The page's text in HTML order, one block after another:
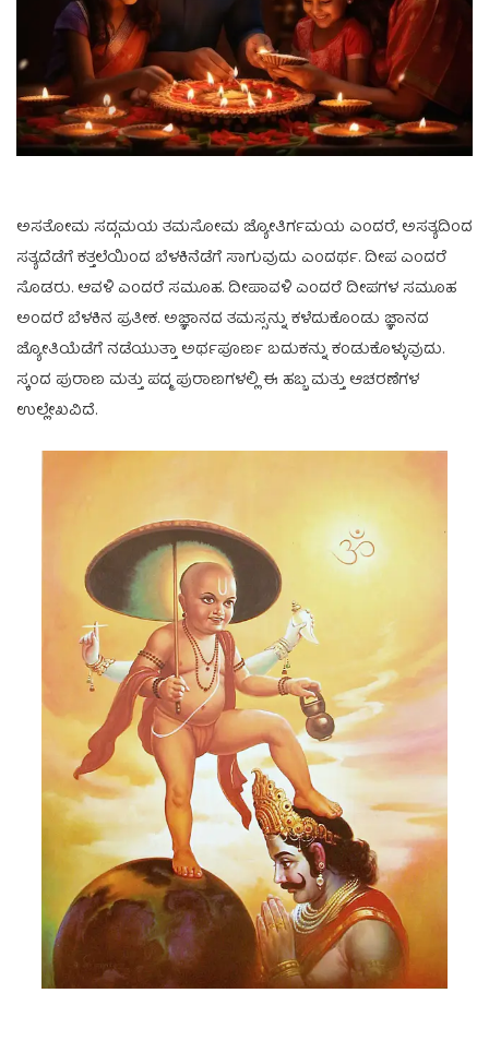
ಅಸತೋಮ ಸದ್ಗಮಯ ತಮಸೋಮ ಜ್ಯೋತಿರ್ಗಮಯ ಎಂದರೆ, ಅಸತ್ಯದಿಂದ
ಸತ್ಯದೆಡೆಗೆ ಕತ್ತಲೆಯಿಂದ ಬೆಳಕಿನೆಡೆಗೆ ಸಾಗುವುದು ಎಂದರ್ಥ. ದೀಪ ಎಂದರೆ
ಸೊಡರು. ಆವಳಿ ಎಂದರೆ ಸಮೂಹ. ದೀಪಾವಳಿ ಎಂದರೆ ದೀಪಗಳ ಸಮೂಹ
ಅಂದರೆ ಬೆಳಕಿನ ಪ್ರತೀಕ. ಅಜ್ಞಾನದ ತಮಸ್ಸನ್ನು ಕಳೆದುಕೊಂಡು ಜ್ಞಾನದ
ಜ್ಯೋತಿಯೆಡೆಗೆ ನಡೆಯುತ್ತಾ ಅರ್ಥಪೂರ್ಣ ಬದುಕನ್ನು ಕಂಡುಕೊಳ್ಳುವುದು.
ಸ್ಕಂದ ಪುರಾಣ ಮತ್ತು ಪದ್ಮ ಪುರಾಣಗಳಲ್ಲಿ ಈ ಹಬ್ಬ ಮತ್ತು ಆಚರಣೆಗಳ
ಉಲ್ಲೇಖವಿದೆ.